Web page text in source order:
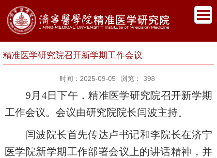
精准医学研究院召开新学期工作会议
时间：2025-09-05 浏览： 398
9月4日下午，精准医学研究院召开新学期
工作会议。会议由研究院院长闫波主持。
闫波院长首先传达卢书记和李院长在济宁
医学院新学期工作部署会议上的讲话精神，并